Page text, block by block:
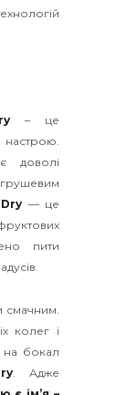
– це
доволі
— це
пити
смачним.
колег і
на бокал
. Адже